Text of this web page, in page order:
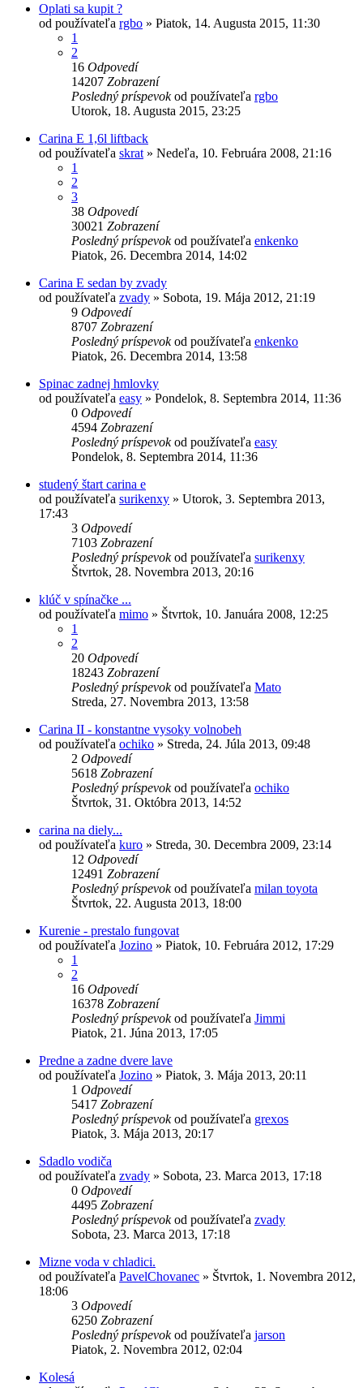
Oplati sa kupit ?
od používateľa rgbo » Piatok, 14. Augusta 2015, 11:30
1
2
16 Odpovedí
14207 Zobrazení
Posledný príspevokod používateľa rgbo
Utorok, 18. Augusta 2015, 23:25
Carina E 1,6l liftback
od používateľa skrat » Nedeľa, 10. Februára 2008, 21:16
1
2
3
38 Odpovedí
30021 Zobrazení
Posledný príspevokod používateľa enkenko
Piatok, 26. Decembra 2014, 14:02
Carina E sedan by zvady
od používateľa zvady » Sobota, 19. Mája 2012, 21:19
9 Odpovedí
8707 Zobrazení
Posledný príspevokod používateľa enkenko
Piatok, 26. Decembra 2014, 13:58
Spinac zadnej hmlovky
od používateľa easy » Pondelok, 8. Septembra 2014, 11:36
0 Odpovedí
4594 Zobrazení
Posledný príspevokod používateľa easy
Pondelok, 8. Septembra 2014, 11:36
studený štart carina e
od používateľa surikenxy » Utorok, 3. Septembra 2013,
17:43
3 Odpovedí
7103 Zobrazení
Posledný príspevokod používateľa surikenxy
Štvrtok, 28. Novembra 2013, 20:16
klúč v spínačke ...
od používateľa mimo » Štvrtok, 10. Januára 2008, 12:25
1
2
20 Odpovedí
18243 Zobrazení
Posledný príspevokod používateľa Mato
Streda, 27. Novembra 2013, 13:58
Carina II - konstantne vysoky volnobeh
od používateľa ochiko » Streda, 24. Júla 2013, 09:48
2 Odpovedí
5618 Zobrazení
Posledný príspevokod používateľa ochiko
Štvrtok, 31. Októbra 2013, 14:52
carina na diely...
od používateľa kuro » Streda, 30. Decembra 2009, 23:14
12 Odpovedí
12491 Zobrazení
Posledný príspevokod používateľa milan toyota
Štvrtok, 22. Augusta 2013, 18:00
Kurenie - prestalo fungovat
od používateľa Jozino » Piatok, 10. Februára 2012, 17:29
1
2
16 Odpovedí
16378 Zobrazení
Posledný príspevokod používateľa Jimmi
Piatok, 21. Júna 2013, 17:05
Predne a zadne dvere lave
od používateľa Jozino » Piatok, 3. Mája 2013, 20:11
1 Odpovedí
5417 Zobrazení
Posledný príspevokod používateľa grexos
Piatok, 3. Mája 2013, 20:17
Sdadlo vodiča
od používateľa zvady » Sobota, 23. Marca 2013, 17:18
0 Odpovedí
4495 Zobrazení
Posledný príspevokod používateľa zvady
Sobota, 23. Marca 2013, 17:18
Mizne voda v chladici.
od používateľa PavelChovanec » Štvrtok, 1. Novembra 2012,
18:06
3 Odpovedí
6250 Zobrazení
Posledný príspevokod používateľa jarson
Piatok, 2. Novembra 2012, 02:04
Kolesá